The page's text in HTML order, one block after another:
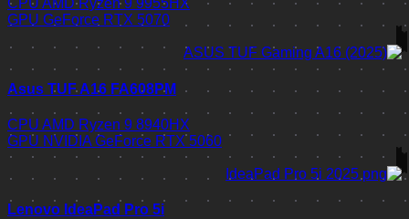
CPU AMD Ryzen 9 9955HX
GPU GeForce RTX 5070
Asus TUF A16 FA608PM
CPU AMD Ryzen 9 8940HX
GPU NVIDIA GeForce RTX 5060
Lenovo IdeaPad Pro 5i